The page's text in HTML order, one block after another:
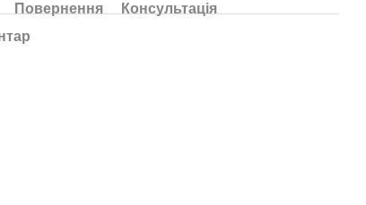
Повернення
Консультація